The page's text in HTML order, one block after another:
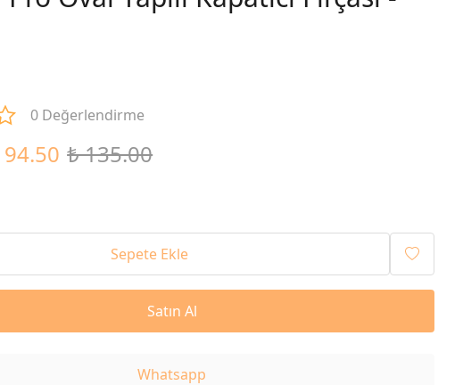
0 Değerlendirme
₺ 135.00
Sepete Ekle
Satın Al
Whatsapp